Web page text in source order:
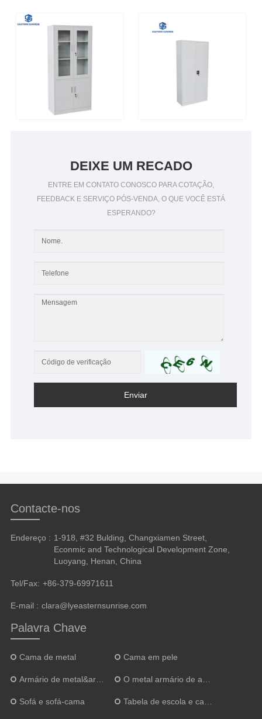
DEIXE UM RECADO
ENTRE EM CONTATO CONOSCO PARA COTAÇÃO,
FEEDBACK E SERVIÇO PÓS-VENDA, O QUE VOCÊ ESTÁ
ESPERANDO?
Enviar
Contacte-nos
Endereço : 1-918, #32 Bulding, Changxiamen Street,
Econmic and Technological Development Zone,
Luoyang, Henan, China
Tel/Fax: +86-379-69971611
E-mail : clara@lyeasternsunrise.com
Palavra Chave
Cama de metal Cama em pele
Armário de metal&armário O metal armário de arquivos
Sofá e sofá-cama Tabela de escola e cadeira